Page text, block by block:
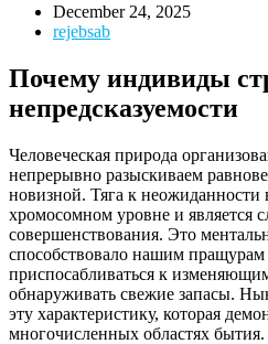
December 24, 2025
rejebsab
Почему индивиды
непредсказуемости
Человеческая природа
непрерывно разыскиваем
новизной. Тяга к неожиданности
хромосомном уровне и является
совершенствования. Это
способствовало нашим
приспосабливаться к
обнаруживать свежие запасы.
эту характеристику, которая
многочисленных областях бытия.